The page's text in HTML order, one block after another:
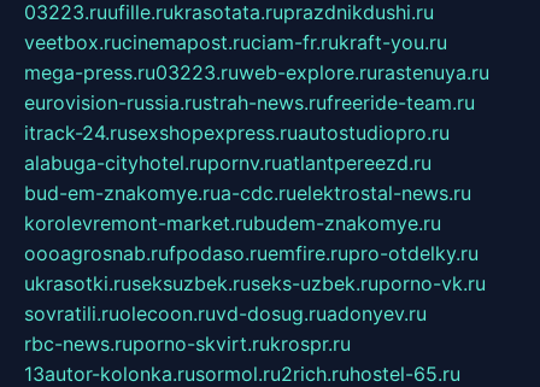
03223.ruufille.rukrasotata.ruprazdnikdushi.ru
veetbox.rucinemapost.ruciam-fr.rukraft-you.ru
mega-press.ru03223.ruweb-explore.rurastenuya.ru
eurovision-russia.rustrah-news.rufreeride-team.ru
itrack-24.rusexshopexpress.ruautostudiopro.ru
alabuga-cityhotel.rupornv.ruatlantpereezd.ru
bud-em-znakomye.rua-cdc.ruelektrostal-news.ru
korolevremont-market.rubudem-znakomye.ru
oooagrosnab.rufpodaso.ruemfire.rupro-otdelky.ru
ukrasotki.ruseksuzbek.ruseks-uzbek.ruporno-vk.ru
sovratili.ruolecoon.ruvd-dosug.ruadonyev.ru
rbc-news.ruporno-skvirt.rukrospr.ru
13autor-kolonka.rusormol.ru2rich.ruhostel-65.ru